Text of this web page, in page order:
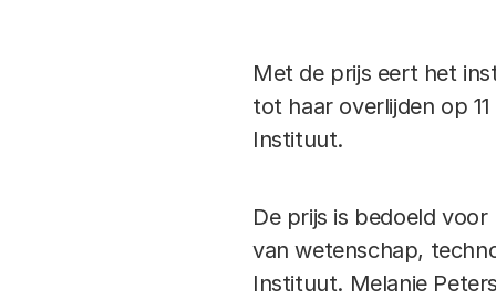
Met de prijs eert het
tot haar overlijden op
Instituut.
De prijs is bedoeld
van wetenschap,
Instituut. Melanie